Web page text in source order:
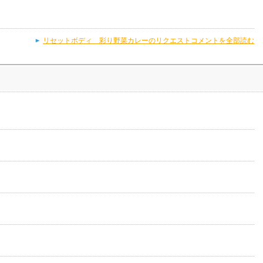
リセットボディ 彩り野菜カレーのリクエストコメントを全部読む